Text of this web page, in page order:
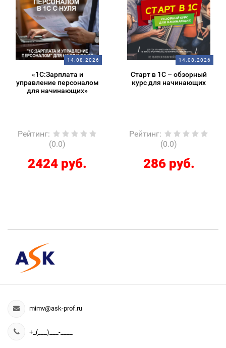
14.08.2026
«1С:Зарплата и
управление персоналом
для начинающих»
Рейтинг:
(0.0)
2424 руб.
14.08.2026
Старт в 1С – обзорный
курс для начинающих
Рейтинг:
(0.0)
286 руб.
mimv@ask-prof.ru
+_(___)___-____